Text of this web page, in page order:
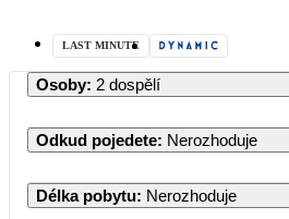
LAST MINUTE
Osoby: 2 dospělí
Odkud pojedete: Nerozhoduje
Délka pobytu: Nerozhoduje